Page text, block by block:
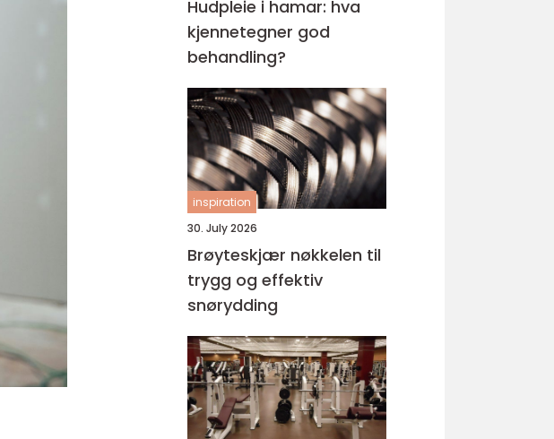
Hudpleie i hamar: hva
kjennetegner god
behandling?
inspiration
30. July 2026
Brøyteskjær nøkkelen til
trygg og effektiv
snørydding